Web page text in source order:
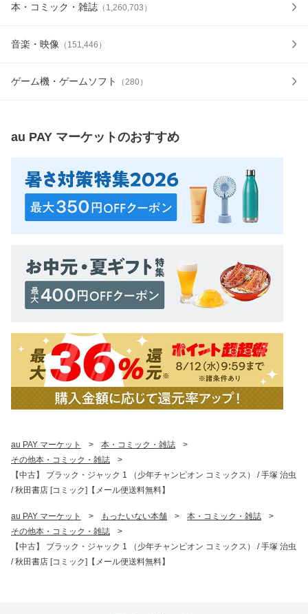
本・コミック・雑誌 （ 1,260,703 ）
音楽・映像 （ 151,446 ）
ゲーム機・ゲームソフト （280）
au PAY マーケットのおすすめ
au PAY マーケット > 本・コミック・雑誌
>
その他本・コミック・雑誌
>
【中古】 ブラック・ジャック 1 （少年チャンピオン コミックス） / 手塚 治虫
/ 秋田書店 [コミック]【メール便送料無料】
au PAY マーケット > もったいない本舗 > 本・コミック・雑誌
>
その他本・コミック・雑誌
>
【中古】 ブラック・ジャック 1 （少年チャンピオン コミックス） / 手塚 治虫
/ 秋田書店 [コミック]【メール便送料無料】